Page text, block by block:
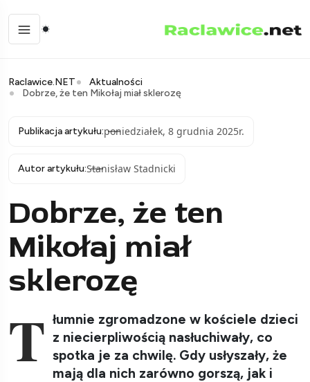
Raclawice.NET
Aktualności
Dobrze, że ten Mikołaj miał sklerozę
Publikacja artykułu:poniedziałek, 8 grudnia 2025r.
Autor artykułu:Stanisław Stadnicki
Dobrze, że ten
Mikołaj miał
sklerozę
T łumnie zgromadzone w kościele dzieci
z niecierpliwością nasłuchiwały, co
spotka je za chwilę. Gdy usłyszały, że
mają dla nich zarówno gorszą, jak i